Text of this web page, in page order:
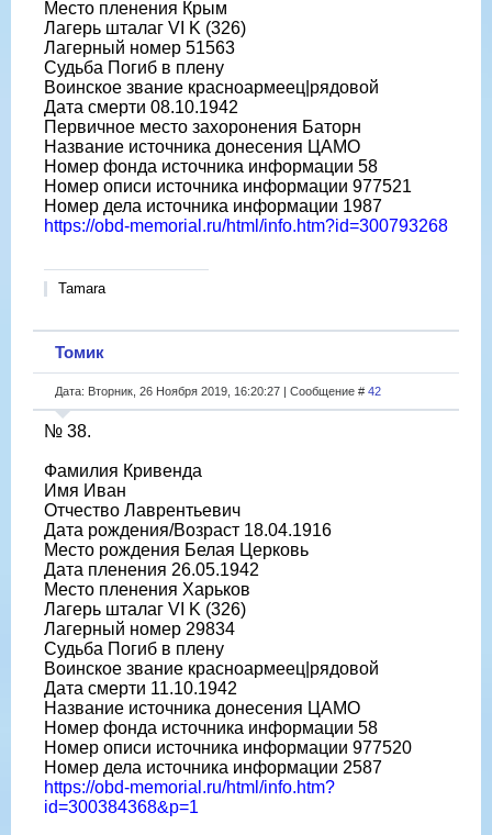
Место пленения Крым
Лагерь шталаг VI K (326)
Лагерный номер 51563
Судьба Погиб в плену
Воинское звание красноармеец|рядовой
Дата смерти 08.10.1942
Первичное место захоронения Баторн
Название источника донесения ЦАМО
Номер фонда источника информации 58
Номер описи источника информации 977521
Номер дела источника информации 1987
https://obd-memorial.ru/html/info.htm?id=300793268
Tamara
Томик
Дата: Вторник, 26 Ноября 2019, 16:20:27 | Сообщение # 42
№ 38.
Фамилия Кривенда
Имя Иван
Отчество Лаврентьевич
Дата рождения/Возраст 18.04.1916
Место рождения Белая Церковь
Дата пленения 26.05.1942
Место пленения Харьков
Лагерь шталаг VI K (326)
Лагерный номер 29834
Судьба Погиб в плену
Воинское звание красноармеец|рядовой
Дата смерти 11.10.1942
Название источника донесения ЦАМО
Номер фонда источника информации 58
Номер описи источника информации 977520
Номер дела источника информации 2587
https://obd-memorial.ru/html/info.htm?
id=300384368&p=1